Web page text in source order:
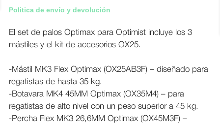
Politica de envío y devolución
El set de palos Optimax para Optimist incluye los 3
mástiles y el kit de accesorios OX25.
-Mástil MK3 Flex Optimax (OX25AB3F) – diseñado para
regatistas de hasta 35 kg.
-Botavara MK4 45MM Optimax (OX35M4) – para
regatistas de alto nivel con un peso superior a 45 kg.
-Percha Flex MK3 26,6MM Optimax (OX45M3F) –